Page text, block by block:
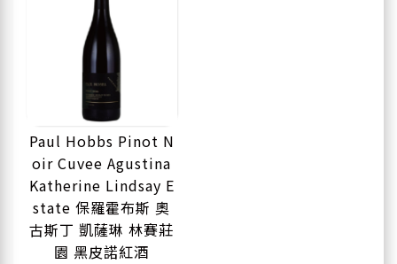
Paul Hobbs Pinot N
oir Cuvee Agustina
Katherine Lindsay E
state 保羅霍布斯 奧
古斯丁 凱薩琳 林賽莊
園 黑皮諾紅酒